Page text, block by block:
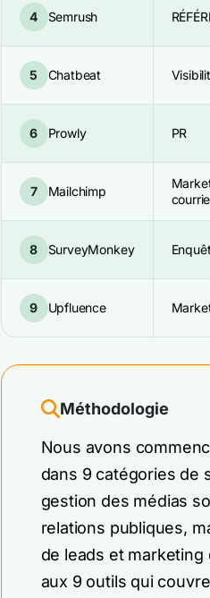
4 Semrush
5 Chatbeat
6 Prowly PR
7 Mailchimp
8 SurveyMonkey
9 Upfluence
Méthodologie
Nous avons
dans 9 catégories de
gestion des médias
relations publiques,
de leads et
aux 9 outils qui